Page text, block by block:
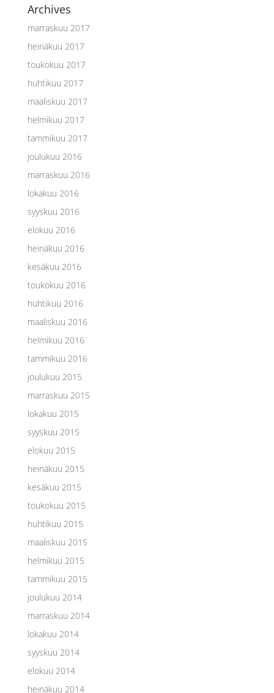
Archives
marraskuu 2017
heinäkuu 2017
toukokuu 2017
huhtikuu 2017
maaliskuu 2017
helmikuu 2017
tammikuu 2017
joulukuu 2016
marraskuu 2016
lokakuu 2016
syyskuu 2016
elokuu 2016
heinäkuu 2016
kesäkuu 2016
toukokuu 2016
huhtikuu 2016
maaliskuu 2016
helmikuu 2016
tammikuu 2016
joulukuu 2015
marraskuu 2015
lokakuu 2015
syyskuu 2015
elokuu 2015
heinäkuu 2015
kesäkuu 2015
toukokuu 2015
huhtikuu 2015
maaliskuu 2015
helmikuu 2015
tammikuu 2015
joulukuu 2014
marraskuu 2014
lokakuu 2014
syyskuu 2014
elokuu 2014
heinäkuu 2014